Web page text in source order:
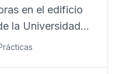
de postgrado
en el edificio
la Universidad
la Oficina de